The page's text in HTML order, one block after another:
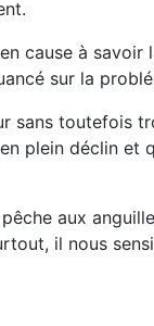
cause à
sur la
toutefois
plein déclin
aux
il nous